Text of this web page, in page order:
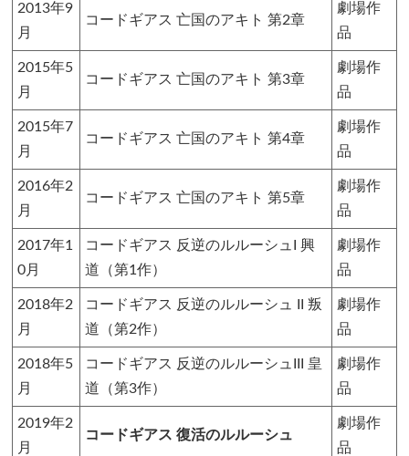
2013年9
月
コードギアス 亡国のアキト 第2章
劇場作
品
2015年5
月
コードギアス 亡国のアキト 第3章
劇場作
品
2015年7
月
コードギアス 亡国のアキト 第4章
劇場作
品
2016年2
月
コードギアス 亡国のアキト 第5章
劇場作
品
2017年1
0月
コードギアス 反逆のルルーシュI 興
道（第1作）
劇場作
品
2018年2
月
コードギアス 反逆のルルーシュ II 叛
道（第2作）
劇場作
品
2018年5
月
コードギアス 反逆のルルーシュIII 皇
道（第3作）
劇場作
品
2019年2
月
コードギアス 復活のルルーシュ
劇場作
品